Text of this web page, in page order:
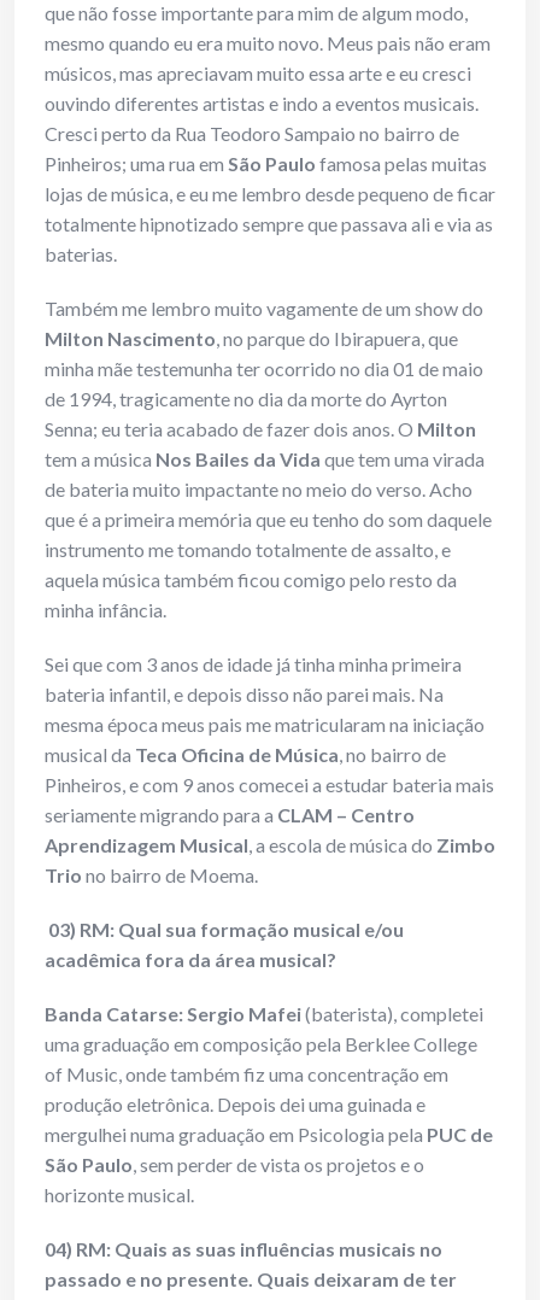
que não fosse importante para mim de algum modo,
mesmo quando eu era muito novo. Meus pais não eram
músicos, mas apreciavam muito essa arte e eu cresci
ouvindo diferentes artistas e indo a eventos musicais.
Cresci perto da Rua Teodoro Sampaio no bairro de
Pinheiros; uma rua em São Paulo famosa pelas muitas
lojas de música, e eu me lembro desde pequeno de ficar
totalmente hipnotizado sempre que passava ali e via as
baterias.
Também me lembro muito vagamente de um show do
Milton Nascimento, no parque do Ibirapuera, que
minha mãe testemunha ter ocorrido no dia 01 de maio
de 1994, tragicamente no dia da morte do Ayrton
Senna; eu teria acabado de fazer dois anos. O Milton
tem a música Nos Bailes da Vida que tem uma virada
de bateria muito impactante no meio do verso. Acho
que é a primeira memória que eu tenho do som daquele
instrumento me tomando totalmente de assalto, e
aquela música também ficou comigo pelo resto da
minha infância.
Sei que com 3 anos de idade já tinha minha primeira
bateria infantil, e depois disso não parei mais. Na
mesma época meus pais me matricularam na iniciação
musical da Teca Oficina de Música, no bairro de
Pinheiros, e com 9 anos comecei a estudar bateria mais
seriamente migrando para a CLAM – Centro
Aprendizagem Musical, a escola de música do Zimbo
Trio no bairro de Moema.
03) RM: Qual sua formação musical e/ou
acadêmica fora da área musical?
Banda Catarse: Sergio Mafei(baterista), completei
uma graduação em composição pela Berklee College
of Music, onde também fiz uma concentração em
produção eletrônica. Depois dei uma guinada e
mergulhei numa graduação em Psicologia pela PUC de
São Paulo, sem perder de vista os projetos e o
horizonte musical.
04) RM: Quais as suas influências musicais no
passado e no presente. Quais deixaram de ter